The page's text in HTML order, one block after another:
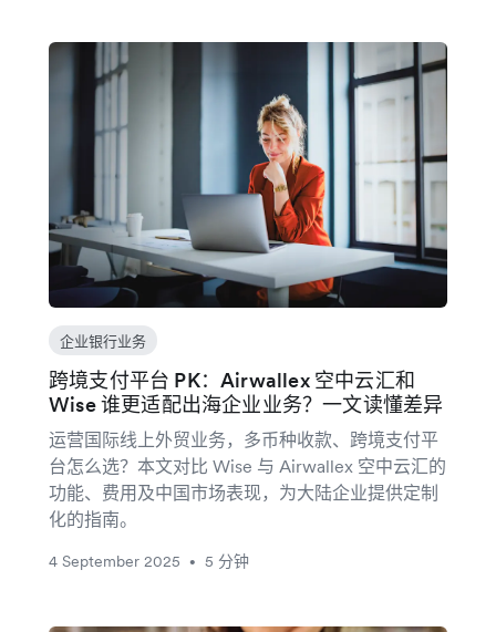
企业银行业务
跨境支付平台 PK：Airwallex 空中云汇和
Wise 谁更适配出海企业业务？一文读懂差异
运营国际线上外贸业务，多币种收款、跨境支付平
台怎么选？本文对比 Wise 与 Airwallex 空中云汇的
功能、费用及中国市场表现，为大陆企业提供定制
化的指南。
4 September 2025 • 5 分钟